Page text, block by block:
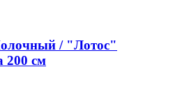
/ "Лотос"
200 см